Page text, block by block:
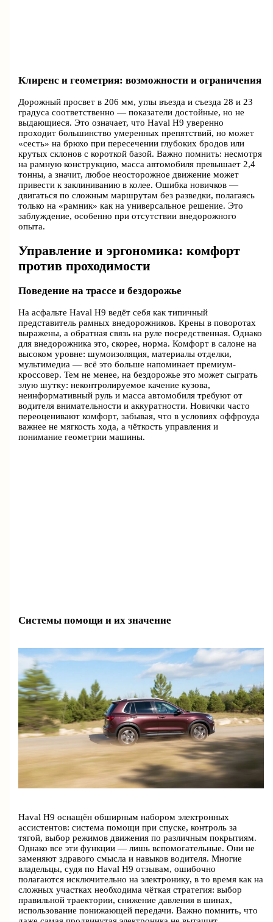
Клиренс и геометрия: возможности и ограничения
Дорожный просвет в 206 мм, углы въезда и съезда 28 и 23
градуса соответственно — показатели достойные, но не
выдающиеся. Это означает, что Haval H9 уверенно
проходит большинство умеренных препятствий, но может
«сесть» на брюхо при пересечении глубоких бродов или
крутых склонов с короткой базой. Важно помнить: несмотря
на рамную конструкцию, масса автомобиля превышает 2,4
тонны, а значит, любое неосторожное движение может
привести к заклиниванию в колее. Ошибка новичков —
двигаться по сложным маршрутам без разведки, полагаясь
только на «рамник» как на универсальное решение. Это
заблуждение, особенно при отсутствии внедорожного
опыта.
Управление и эргономика: комфорт
против проходимости
Поведение на трассе и бездорожье
На асфальте Haval H9 ведёт себя как типичный
представитель рамных внедорожников. Крены в поворотах
выражены, а обратная связь на руле посредственная. Однако
для внедорожника это, скорее, норма. Комфорт в салоне на
высоком уровне: шумоизоляция, материалы отделки,
мультимедиа — всё это больше напоминает премиум-
кроссовер. Тем не менее, на бездорожье это может сыграть
злую шутку: неконтролируемое качение кузова,
неинформативный руль и масса автомобиля требуют от
водителя внимательности и аккуратности. Новички часто
переоценивают комфорт, забывая, что в условиях оффроуда
важнее не мягкость хода, а чёткость управления и
понимание геометрии машины.
Системы помощи и их значение
Haval H9 оснащён обширным набором электронных
ассистентов: система помощи при спуске, контроль за
тягой, выбор режимов движения по различным покрытиям.
Однако все эти функции — лишь вспомогательные. Они не
заменяют здравого смысла и навыков водителя. Многие
владельцы, судя по Haval H9 отзывам, ошибочно
полагаются исключительно на электронику, в то время как на
сложных участках необходима чёткая стратегия: выбор
правильной траектории, снижение давления в шинах,
использование понижающей передачи. Важно помнить, что